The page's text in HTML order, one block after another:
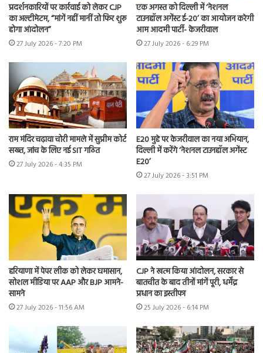
प्रदर्शनकारियों पर कार्रवाई को लेकर CJP
का अल्टीमेटम, “मांगें नहीं मानीं तो फिर शुरू
होगा आंदोलन”
27 July 2026 - 7:20 PM
एक अगस्त को दिल्ली में ‘नेशनल
टाउनहॉल अगेंस्ट ई-20’ का आयोजन करेगी
आम आदमी पार्टी- केजरीवाल
27 July 2026 - 6:29 PM
राम मंदिर चढ़ावा चोरी मामले में सुप्रीम कोर्ट
सख्त, जांच के लिए नई SIT गठित
27 July 2026 - 4:35 PM
E20 मुद्दे पर केजरीवाल का नया अभियान,
दिल्ली में करेंगे ‘नेशनल टाउनहॉल अगेंस्ट
E20’
27 July 2026 - 3:51 PM
हरियाणा में पेपर लीक को लेकर घमासान,
सोशल मीडिया पर AAP और BJP आमने-
सामने
27 July 2026 - 11:56 AM
CJP ने खत्म किया आंदोलन, सरकार से
बातचीत के बाद तीनों मांगें पूरी, धर्मेंद्र
प्रधान का इस्तीफा
25 July 2026 - 6:14 PM